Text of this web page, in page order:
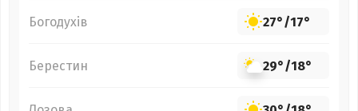
Богодухів 27°/17°
Берестин 29°/18°